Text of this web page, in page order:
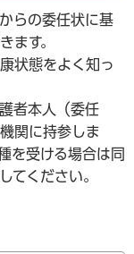
らの委任状に基
ます。
状態をよく知っ
者本人（委任
関に持参しま
を受ける場合は同
てください。